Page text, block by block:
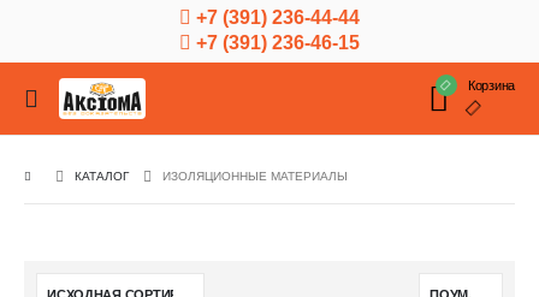
+7 (391) 236-44-44
+7 (391) 236-46-15
Корзина
КАТАЛОГ ИЗОЛЯЦИОННЫЕ МАТЕРИАЛЫ